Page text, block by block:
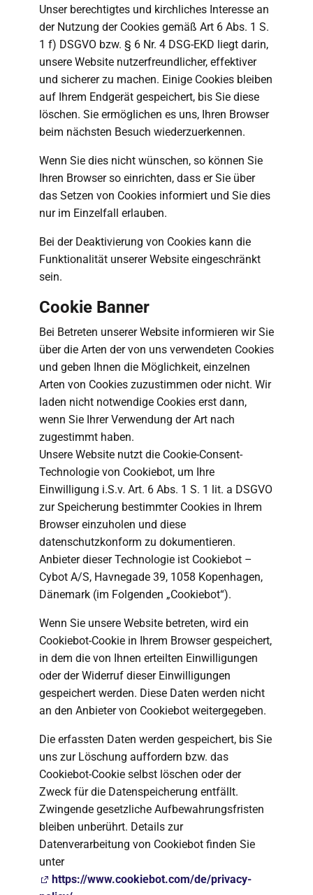
Unser berechtigtes und kirchliches Interesse an
der Nutzung der Cookies gemäß Art 6 Abs. 1 S.
1 f) DSGVO bzw. § 6 Nr. 4 DSG-EKD liegt darin,
unsere Website nutzerfreundlicher, effektiver
und sicherer zu machen. Einige Cookies bleiben
auf Ihrem Endgerät gespeichert, bis Sie diese
löschen. Sie ermöglichen es uns, Ihren Browser
beim nächsten Besuch wiederzuerkennen.
Wenn Sie dies nicht wünschen, so können Sie
Ihren Browser so einrichten, dass er Sie über
das Setzen von Cookies informiert und Sie dies
nur im Einzelfall erlauben.
Bei der Deaktivierung von Cookies kann die
Funktionalität unserer Website eingeschränkt
sein.
Cookie Banner
Bei Betreten unserer Website informieren wir Sie
über die Arten der von uns verwendeten Cookies
und geben Ihnen die Möglichkeit, einzelnen
Arten von Cookies zuzustimmen oder nicht. Wir
laden nicht notwendige Cookies erst dann,
wenn Sie Ihrer Verwendung der Art nach
zugestimmt haben.
Unsere Website nutzt die Cookie-Consent-
Technologie von Cookiebot, um Ihre
Einwilligung i.S.v. Art. 6 Abs. 1 S. 1 lit. a DSGVO
zur Speicherung bestimmter Cookies in Ihrem
Browser einzuholen und diese
datenschutzkonform zu dokumentieren.
Anbieter dieser Technologie ist Cookiebot –
Cybot A/S, Havnegade 39, 1058 Kopenhagen,
Dänemark (im Folgenden „Cookiebot“).
Wenn Sie unsere Website betreten, wird ein
Cookiebot-Cookie in Ihrem Browser gespeichert,
in dem die von Ihnen erteilten Einwilligungen
oder der Widerruf dieser Einwilligungen
gespeichert werden. Diese Daten werden nicht
an den Anbieter von Cookiebot weitergegeben.
Die erfassten Daten werden gespeichert, bis Sie
uns zur Löschung auffordern bzw. das
Cookiebot-Cookie selbst löschen oder der
Zweck für die Datenspeicherung entfällt.
Zwingende gesetzliche Aufbewahrungsfristen
bleiben unberührt. Details zur
Datenverarbeitung von Cookiebot finden Sie
unter
https://www.cookiebot.com/de/privacy-